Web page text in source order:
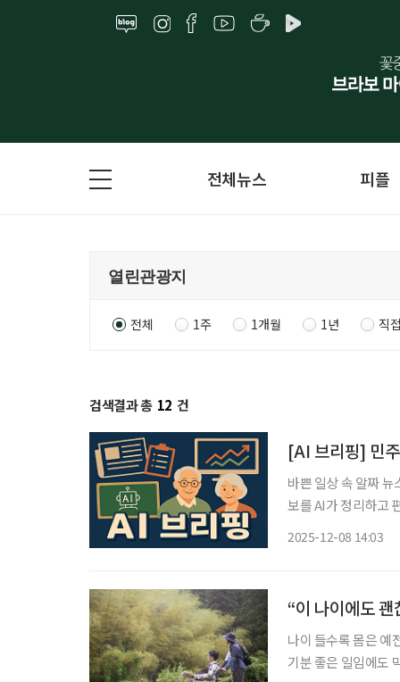
전체뉴스 피플
전체 1주 1개월 1년 직
검색결과 총 12 건
[AI 브리핑] 민
바쁜 일상 속 알짜
보를 AI가 정리하고 편집국 기자
2025-12-08 14:03
“이 나이에도
나이 들수록 몸은 예
기분 좋은 일임에도 막상 짐을 싸려